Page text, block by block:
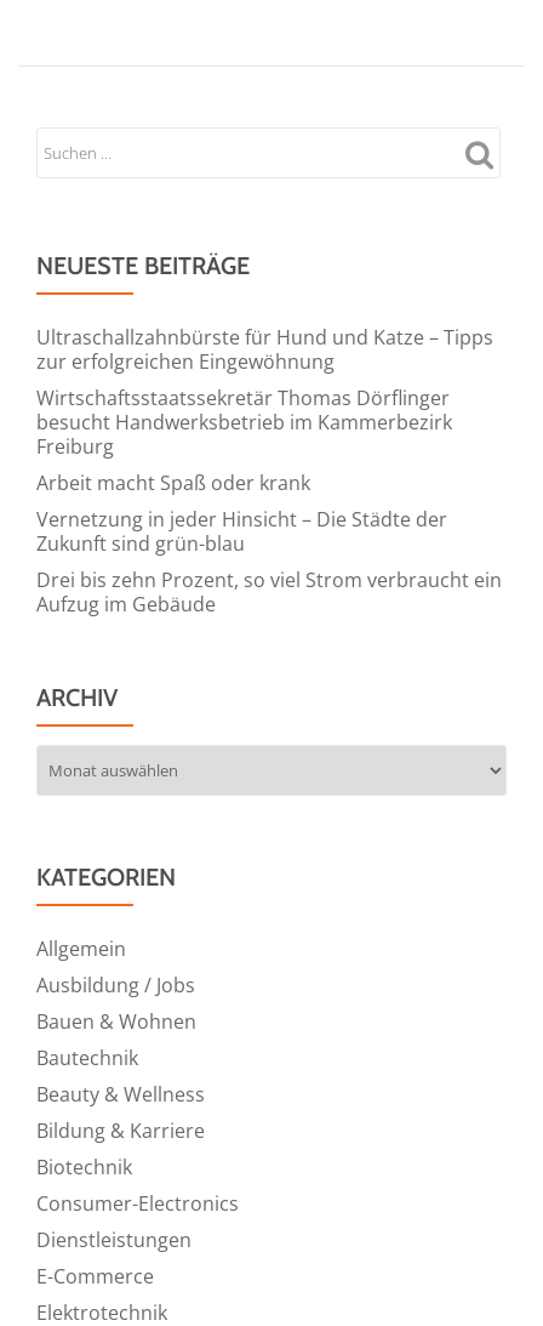
NEUESTE BEITRÄGE
Ultraschallzahnbürste für Hund und Katze – Tipps
zur erfolgreichen Eingewöhnung
Wirtschaftsstaatssekretär Thomas Dörflinger
besucht Handwerksbetrieb im Kammerbezirk
Freiburg
Arbeit macht Spaß oder krank
Vernetzung in jeder Hinsicht – Die Städte der
Zukunft sind grün-blau
Drei bis zehn Prozent, so viel Strom verbraucht ein
Aufzug im Gebäude
ARCHIV
KATEGORIEN
Allgemein
Ausbildung / Jobs
Bauen & Wohnen
Bautechnik
Beauty & Wellness
Bildung & Karriere
Biotechnik
Consumer-Electronics
Dienstleistungen
E-Commerce
Elektrotechnik